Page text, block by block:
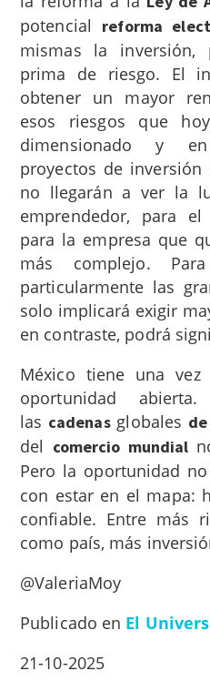
potencial reforma
mismas la
prima de riesgo. El
obtener un mayor
esos riesgos que
dimensionado y
proyectos de
no llegarán a ver la
emprendedor, para
para la empresa que
más complejo.
particularmente las
solo implicará exigir
en contraste, podrá
México tiene una
oportunidad
las cadenasglobales
del comercio mundial
Pero la oportunidad
con estar en el mapa:
confiable. Entre más
como país, más
@ValeriaMoy
Publicado en El
21-10-2025